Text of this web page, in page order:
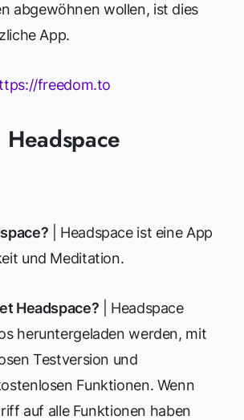
abgewöhnen wollen, ist dies
App.
freedom.to
Headspace
| Headspace ist eine App
und Meditation.
Headspace? | Headspace
heruntergeladen werden, mit
Testversion und
Funktionen. Wenn
auf alle Funktionen haben